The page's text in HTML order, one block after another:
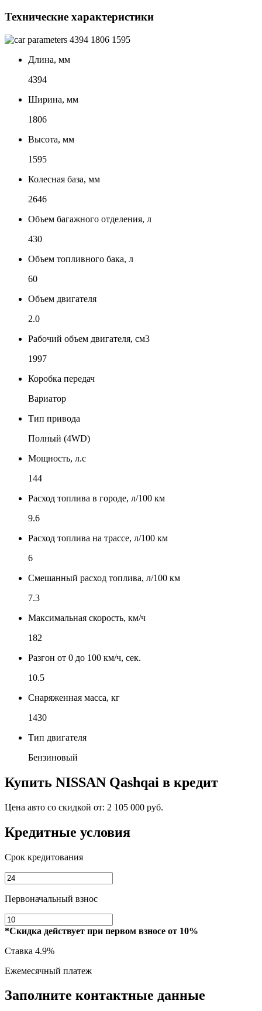
Технические характеристики
4394 1806 1595
Длина, мм
4394
Ширина, мм
1806
Высота, мм
1595
Колесная база, мм
2646
Объем багажного отделения, л
430
Объем топливного бака, л
60
Объем двигателя
2.0
Рабочий объем двигателя, см3
1997
Коробка передач
Вариатор
Тип привода
Полный (4WD)
Мощность, л.с
144
Расход топлива в городе, л/100 км
9.6
Расход топлива на трассе, л/100 км
6
Смешанный расход топлива, л/100 км
7.3
Максимальная скорость, км/ч
182
Разгон от 0 до 100 км/ч, сек.
10.5
Снаряженная масса, кг
1430
Тип двигателя
Бензиновый
Купить NISSAN Qashqai в кредит
Цена авто со скидкой от: 2 105 000 руб.
Кредитные условия
Срок кредитования
Первоначальный взнос
*Скидка действует при первом взносе от 10%
Ставка 4.9%
Ежемесячный платеж
Заполните контактные данные